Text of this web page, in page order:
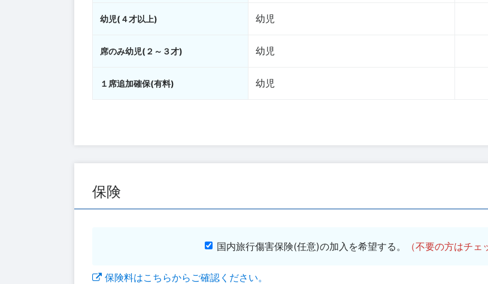
幼児(４才以上) 幼児
席のみ幼児(２～３才) 幼児
１席追加確保(有料) 幼児
保険
国内旅行傷害保険(任意)の加入を希望する。 （不要の方はチェ
保険料はこちらからご確認ください。